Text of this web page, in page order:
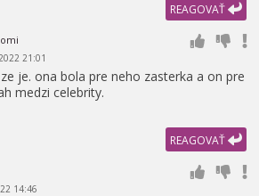
REAGOVAŤ
21:01
ze je. ona bola pre neho zasterka a on pre
medzi celebrity.
REAGOVAŤ
14:46